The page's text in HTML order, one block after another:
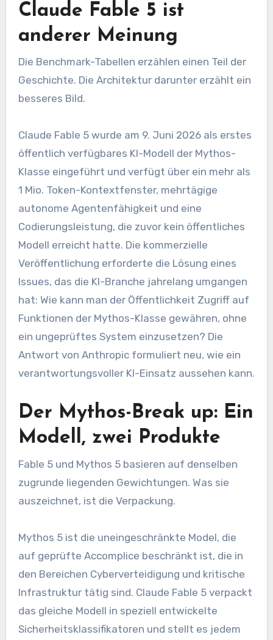
Claude Fable 5 ist
anderer Meinung
Die Benchmark-Tabellen erzählen einen Teil der
Geschichte. Die Architektur darunter erzählt ein
besseres Bild.
Claude Fable 5 wurde am 9. Juni 2026 als erstes
öffentlich verfügbares KI-Modell der Mythos-
Klasse eingeführt und verfügt über ein mehr als
1 Mio. Token-Kontextfenster, mehrtägige
autonome Agentenfähigkeit und eine
Codierungsleistung, die zuvor kein öffentliches
Modell erreicht hatte. Die kommerzielle
Veröffentlichung erforderte die Lösung eines
Issues, das die KI-Branche jahrelang umgangen
hat: Wie kann man der Öffentlichkeit Zugriff auf
Funktionen der Mythos-Klasse gewähren, ohne
ein ungeprüftes System einzusetzen? Die
Antwort von Anthropic formuliert neu, wie ein
verantwortungsvoller KI-Einsatz aussehen kann.
Der Mythos-Break up: Ein
Modell, zwei Produkte
Fable 5 und Mythos 5 basieren auf denselben
zugrunde liegenden Gewichtungen. Was sie
auszeichnet, ist die Verpackung.
Mythos 5 ist die uneingeschränkte Model, die
auf geprüfte Accomplice beschränkt ist, die in
den Bereichen Cyberverteidigung und kritische
Infrastruktur tätig sind. Claude Fable 5 verpackt
das gleiche Modell in speziell entwickelte
Sicherheitsklassifikatoren und stellt es jedem